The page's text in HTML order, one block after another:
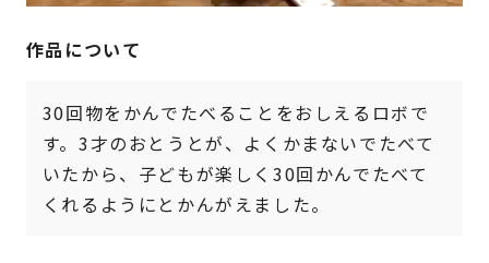
作品について
30回物をかんでたべることをおしえるロボで
す。3才のおとうとが、よくかまないでたべて
いたから、子どもが楽しく30回かんでたべて
くれるようにとかんがえました。